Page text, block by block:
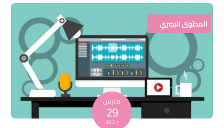
مارس
29
2021
المحتوى البصري